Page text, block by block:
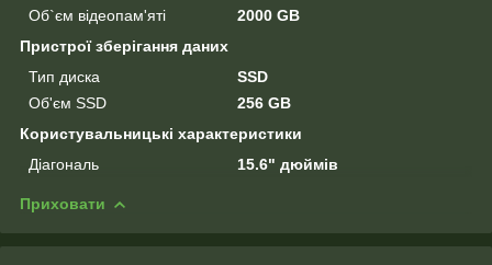
Об`єм відеопам'яті
2000 GB
Пристрої зберігання даних
Тип диска
SSD
Об'єм SSD
256 GB
Користувальницькі характеристики
Діагональ
15.6" дюймів
Приховати